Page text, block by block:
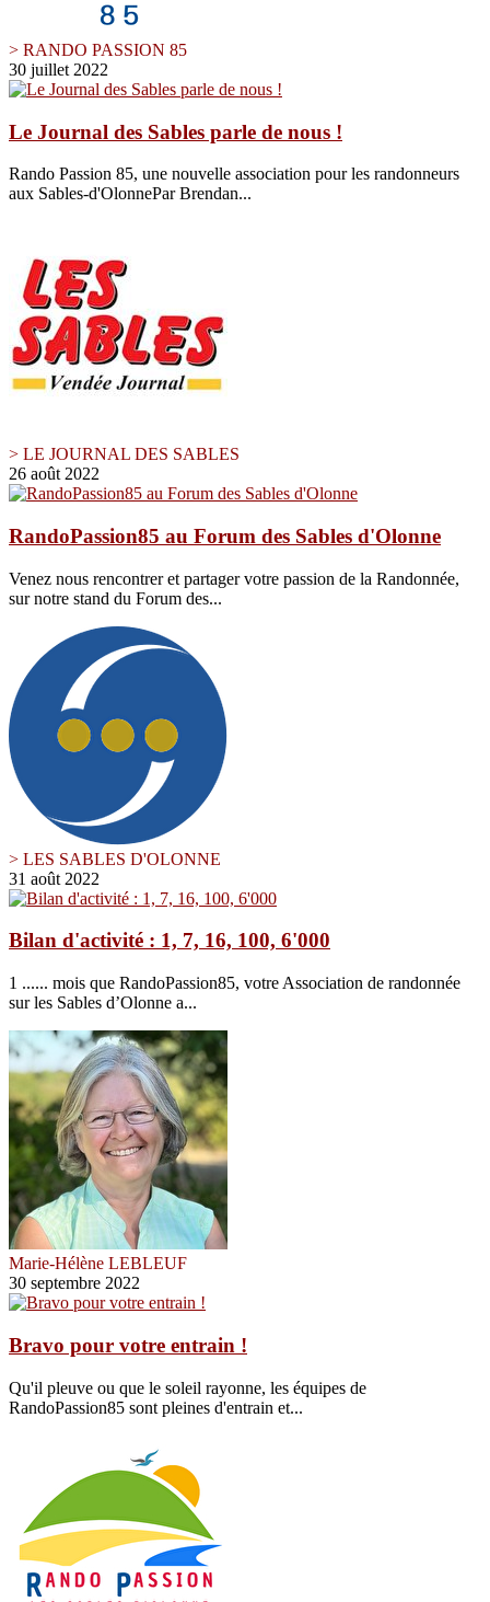
> RANDO PASSION 85
30 juillet 2022
Le Journal des Sables parle de nous !
Rando Passion 85, une nouvelle association pour les randonneurs
aux Sables-d'OlonnePar Brendan...
> LE JOURNAL DES SABLES
26 août 2022
RandoPassion85 au Forum des Sables d'Olonne
Venez nous rencontrer et partager votre passion de la Randonnée,
sur notre stand du Forum des...
> LES SABLES D'OLONNE
31 août 2022
Bilan d'activité : 1, 7, 16, 100, 6'000
1 ...... mois que RandoPassion85, votre Association de randonnée
sur les Sables d’Olonne a...
Marie-Hélène LEBLEUF
30 septembre 2022
Bravo pour votre entrain !
Qu'il pleuve ou que le soleil rayonne, les équipes de
RandoPassion85 sont pleines d'entrain et...